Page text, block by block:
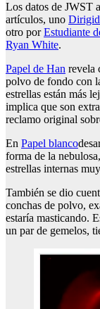
Los datos de JWST
artículos, uno
otro porEstudiante
Ryan White.
Papel de Han revela
polvo de fondo con
estrellas están más
implica que son
reclamo original
En Papel blanco
forma de la
estrellas internas
También se dio
conchas de polvo,
estaría masticando.
un par de gemelos,